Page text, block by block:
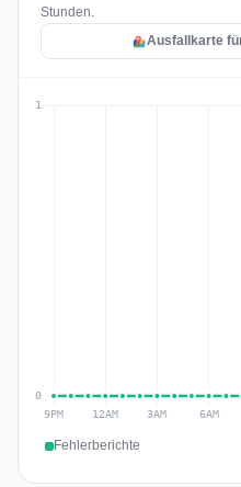
Stunden.
Ausfallkarte
Fehlerberichte